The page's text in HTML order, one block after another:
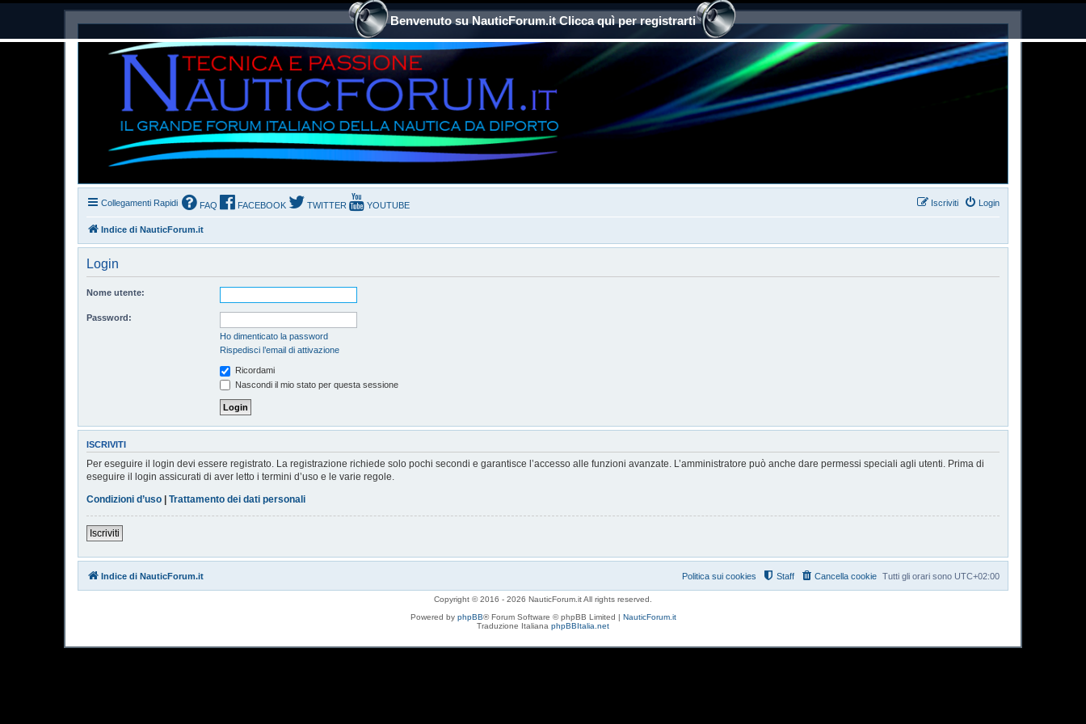
Benvenuto su NauticForum.it Clicca quì per registrarti
Collegamenti Rapidi FAQ FACEBOOK TWITTER YOUTUBE Login
Iscriviti
Indice di NauticForum.it
Login
Nome utente:
Password:
Ho dimenticato la password
Rispedisci l’email di attivazione
Ricordami
Nascondi il mio stato per questa sessione
ISCRIVITI
Per eseguire il login devi essere registrato. La registrazione richiede solo pochi secondi e garantisce l’accesso alle funzioni avanzate. L’amministratore può anche dare permessi speciali agli utenti. Prima di
eseguire il login assicurati di aver letto i termini d’uso e le varie regole.
Condizioni d’uso | Trattamento dei dati personali
Iscriviti
Indice di NauticForum.it Tutti gli orari sono UTC+02:00
Cancella cookie
Staff
Politica sui cookies
Copyright © 2016 - 2026 NauticForum.it All rights reserved.
Powered by phpBB® Forum Software © phpBB Limited | NauticForum.it
Traduzione Italiana phpBBItalia.net